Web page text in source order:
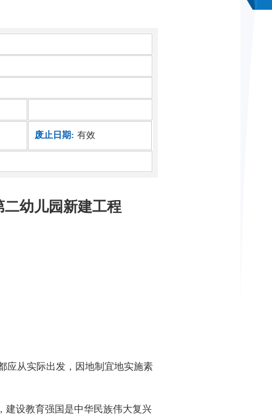
废止日期: 有效
幼儿园新建工程
应从实际出发，因地制宜地实施素
建设教育强国是中华民族伟大复兴